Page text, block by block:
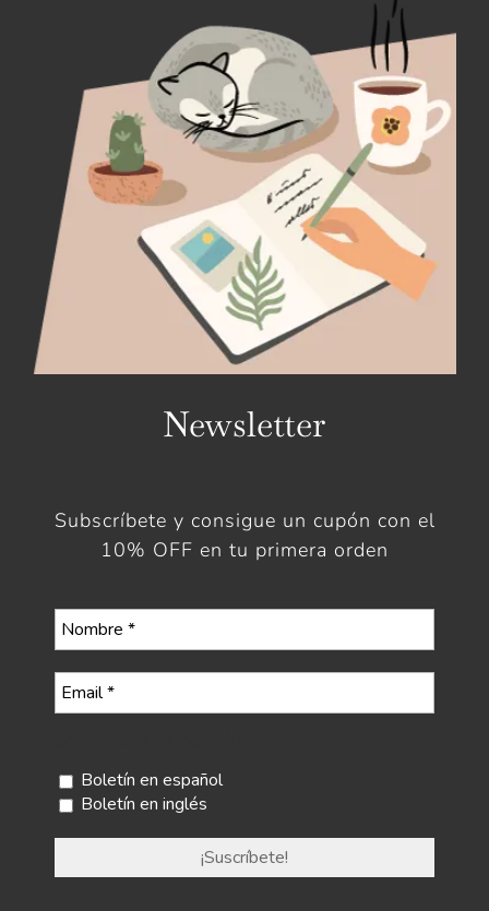
Newsletter
Subscríbete y consigue un cupón con el
10% OFF en tu primera orden
Boletín en español
Boletín en inglés